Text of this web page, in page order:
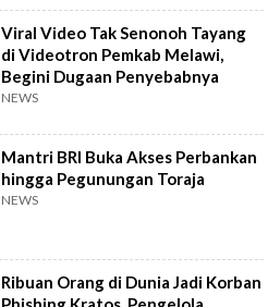
Viral Video Tak Senonoh Tayang
di Videotron Pemkab Melawi,
Begini Dugaan Penyebabnya
NEWS
Mantri BRI Buka Akses Perbankan
hingga Pegunungan Toraja
NEWS
Ribuan Orang di Dunia Jadi Korban